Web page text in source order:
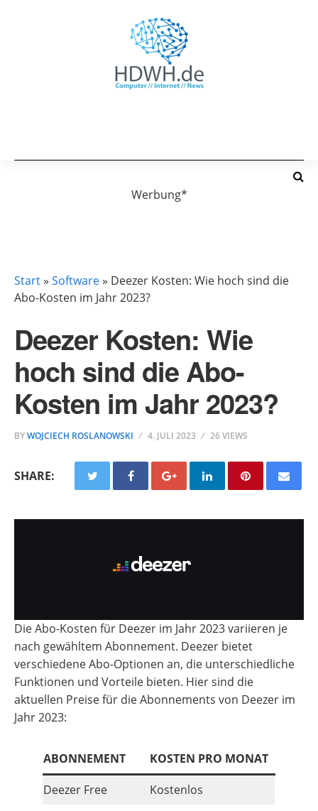
Werbung*
Start» Software» Deezer Kosten: Wie hoch sind die
Abo-Kosten im Jahr 2023?
Deezer Kosten: Wie
hoch sind die Abo-
Kosten im Jahr 2023?
BYWOJCIECH ROSLANOWSKI 4. JULI 2023 26 VIEWS
SHARE:
Die Abo-Kosten für Deezer im Jahr 2023 variieren je
nach gewähltem Abonnement. Deezer bietet
verschiedene Abo-Optionen an, die unterschiedliche
Funktionen und Vorteile bieten. Hier sind die
aktuellen Preise für die Abonnements von Deezer im
Jahr 2023:
ABONNEMENT
KOSTEN PRO MONAT
Deezer Free
Kostenlos